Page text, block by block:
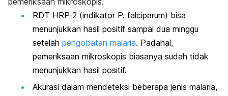
RDT HRP-2 (indikator P. falciparum) bisa
menunjukkan hasil positif sampai dua minggu
setelah pengobatan malaria. Padahal,
pemeriksaan mikroskopis biasanya sudah tidak
menunjukkan hasil positif.
Akurasi dalam mendeteksi beberapa jenis malaria,